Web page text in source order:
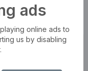
ads
online ads to
us by disabling